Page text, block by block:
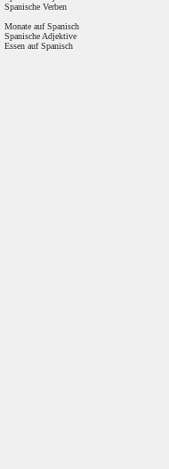
Spanische Verben
Monate auf Spanisch
Spanische Adjektive
Essen auf Spanisch